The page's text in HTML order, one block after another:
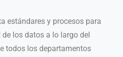
estándares y procesos para
los datos a lo largo del
todos los departamentos